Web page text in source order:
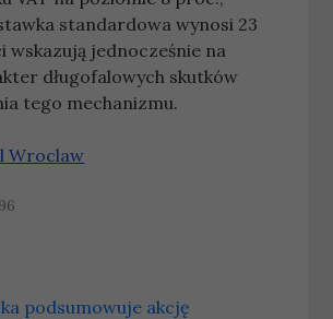
standardowa wynosi 23
wskazują jednocześnie na
długofalowych skutków
tego mechanizmu.
Wroclaw
96
podsumowuje akcję